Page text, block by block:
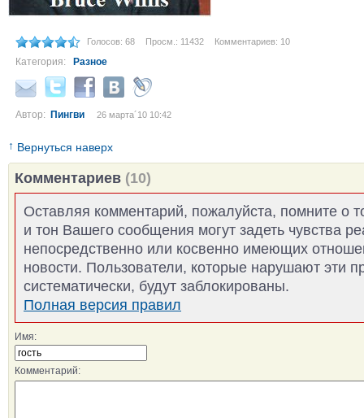
Голосов: 68 Просм.: 11432 Комментариев: 10
Категория: Разное
Автор: Пингви 26 марта´10 10:42
↑ Вернуться наверх
Комментариев (10)
Оставляя комментарий, пожалуйста, помните о
и тон Вашего сообщения могут задеть чувства
непосредственно или косвенно имеющих
новости. Пользователи, которые нарушают эти
систематически, будут заблокированы.
Полная версия правил
Имя:
Комментарий: